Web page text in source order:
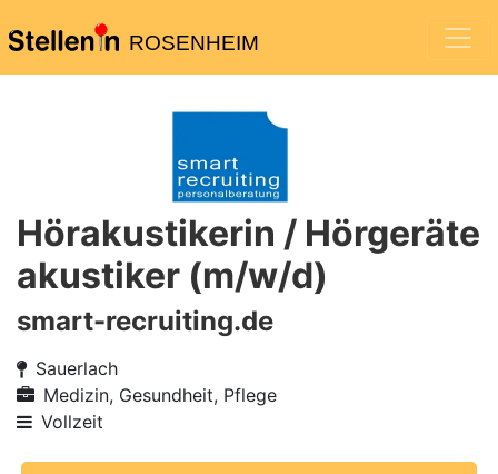
ROSENHEIM
Hörakustikerin / Hörgeräte
akustiker (m/w/d)
smart-recruiting.de
Sauerlach
Medizin, Gesundheit, Pflege
Vollzeit